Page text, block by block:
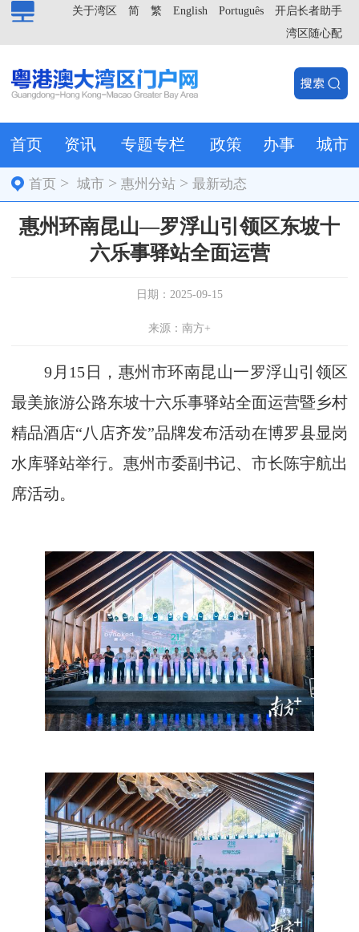
开启长者助手
Português
English
繁
简
关于湾区
湾区随心配
首页 资讯 专题专栏 政策 办事 城市
首页 >城市 >惠州分站 >最新动态
惠州环南昆山—罗浮山引领区东坡十
六乐事驿站全面运营
日期：2025-09-15
来源：南方+
9月15日，惠州市环南昆山一罗浮山引领区
最美旅游公路东坡十六乐事驿站全面运营暨乡村
精品酒店“八店齐发”品牌发布活动在博罗县显岗
水库驿站举行。惠州市委副书记、市长陈宇航出
席活动。